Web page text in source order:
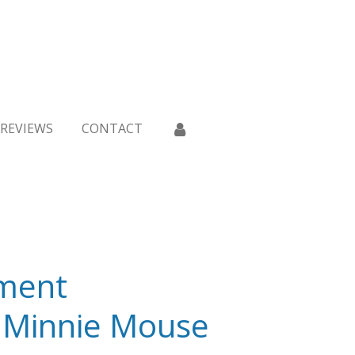
REVIEWS CONTACT
Mouse